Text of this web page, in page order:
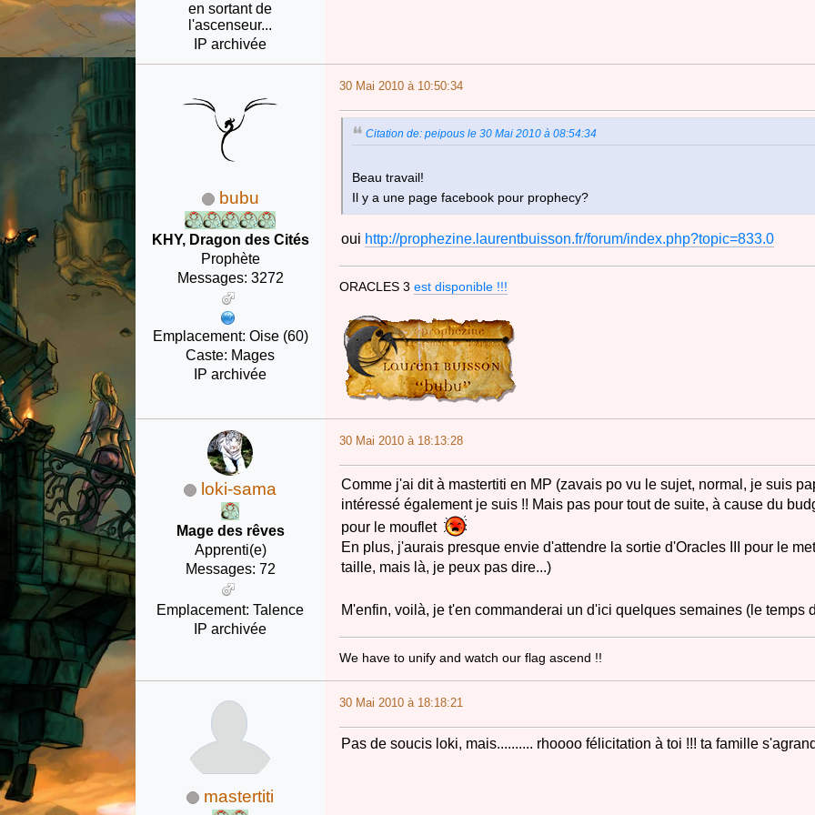
en sortant de
l'ascenseur...
IP archivée
bubu
KHY, Dragon des Cités
Prophète
Messages: 3272
Emplacement: Oise (60)
Caste: Mages
IP archivée
30 Mai 2010 à 10:50:34
Citation de: peipous le 30 Mai 2010 à 08:54:34
Beau travail!
Il y a une page facebook pour prophecy?
oui http://prophezine.laurentbuisson.fr/forum/index.php?topic=833.0
ORACLES 3est disponible !!!
loki-sama
Mage des rêves
Apprenti(e)
Messages: 72
Emplacement: Talence
IP archivée
30 Mai 2010 à 18:13:28
Comme j'ai dit à mastertiti en MP (zavais po vu le sujet, normal, je suis
intéressé également je suis !! Mais pas pour tout de suite, à cause du
pour le mouflet
En plus, j'aurais presque envie d'attendre la sortie d'Oracles III pour le
taille, mais là, je peux pas dire...)
M'enfin, voilà, je t'en commanderai un d'ici quelques semaines (le temps
We have to unify and watch our flag ascend !!
mastertiti
30 Mai 2010 à 18:18:21
Pas de soucis loki, mais.......... rhoooo félicitation à toi !!! ta famille